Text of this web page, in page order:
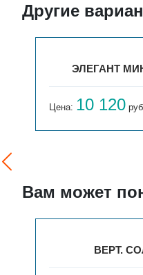
Другие
ЭЛЕГАНТ
Цена: 10 120 руб.
Вам может
ВЕРТ.